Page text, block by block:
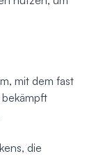
mit dem fast
die